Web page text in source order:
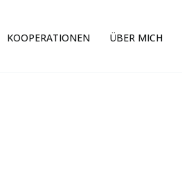
KOOPERATIONEN ÜBER MICH